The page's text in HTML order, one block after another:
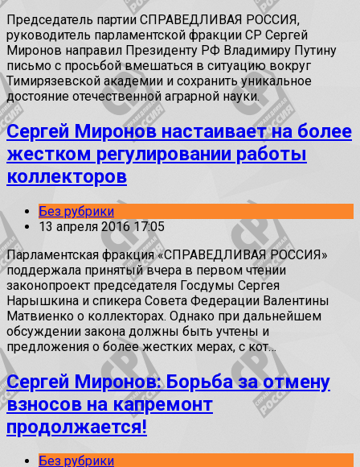
Председатель партии СПРАВЕДЛИВАЯ РОССИЯ,
руководитель парламентской фракции СР Сергей
Миронов направил Президенту РФ Владимиру Путину
письмо с просьбой вмешаться в ситуацию вокруг
Тимирязевской академии и сохранить уникальное
достояние отечественной аграрной науки.
Сергей Миронов настаивает на более
жестком регулировании работы
коллекторов
Без рубрики
13 апреля 2016 17:05
Парламентская фракция «СПРАВЕДЛИВАЯ РОССИЯ»
поддержала принятый вчера в первом чтении
законопроект председателя Госдумы Сергея
Нарышкина и спикера Совета Федерации Валентины
Матвиенко о коллекторах. Однако при дальнейшем
обсуждении закона должны быть учтены и
предложения о более жестких мерах, с кот…
Сергей Миронов: Борьба за отмену
взносов на капремонт
продолжается!
Без рубрики